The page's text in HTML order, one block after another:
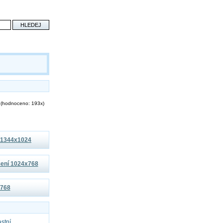
(hodnoceno: 193x)
1024x768